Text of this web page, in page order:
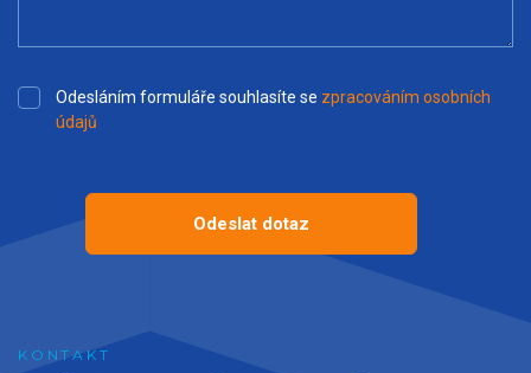
Odesláním formuláře souhlasíte se zpracováním osobních
údajů
Odeslat dotaz